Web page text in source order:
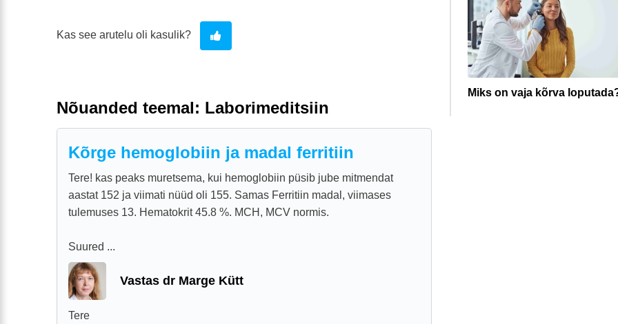
Miks on vaja kõrva
Kas see arutelu oli kasulik?
Nõuanded teemal: Laborimeditsiin
Kõrge hemoglobiin ja madal ferritiin
Tere! kas peaks muretsema, kui hemoglobiin püsib jube mitmendat
aastat 152 ja viimati nüüd oli 155. Samas Ferritiin madal, viimases
tulemuses 13. Hematokrit 45.8 %. MCH, MCV normis.
Suured ...
Vastas dr Marge Kütt
Tere